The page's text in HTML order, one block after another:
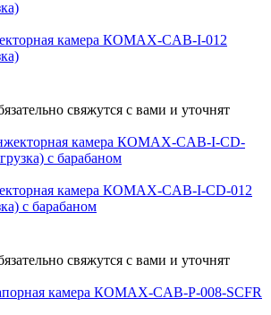
камера КОМАХ-CAB-I-012
свяжутся с вами и уточнят
камера КОМАХ-CAB-I-СD-012
с барабаном
свяжутся с вами и уточнят